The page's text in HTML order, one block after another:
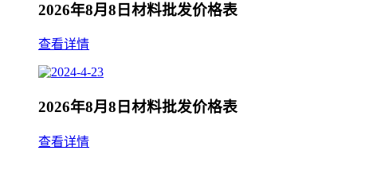
2026年8月8日材料批发价格表
查看详情
2026年8月8日材料批发价格表
查看详情